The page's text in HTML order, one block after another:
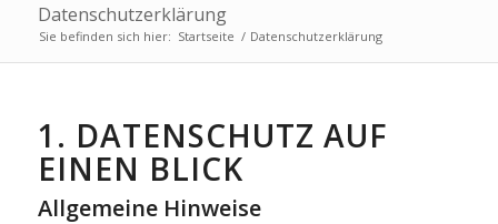
Datenschutzerklärung
Sie befinden sich hier: Startseite / Datenschutzerklärung
1. DATENSCHUTZ AUF
EINEN BLICK
Allgemeine Hinweise